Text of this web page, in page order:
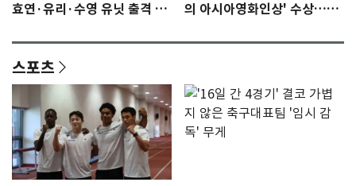
효연·유리·수영 유닛 출격 [N
의 아시아영화인상' 수상…15
스포츠